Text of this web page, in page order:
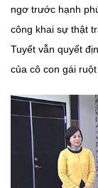
ngơ trước hạnh
công khai sự thật
Tuyết vẫn quyết
của cô con gái